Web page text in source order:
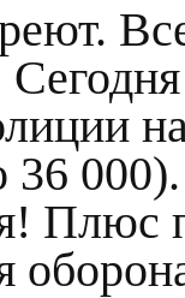
Все
Плюс